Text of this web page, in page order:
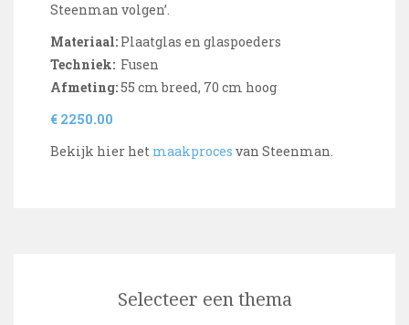
Steenman volgen’.
Materiaal: Plaatglas en glaspoeders
Techniek: Fusen
Afmeting:55 cm breed, 70 cm hoog
€ 2250.00
Bekijk hier het maakproces van Steenman.
Selecteer een thema